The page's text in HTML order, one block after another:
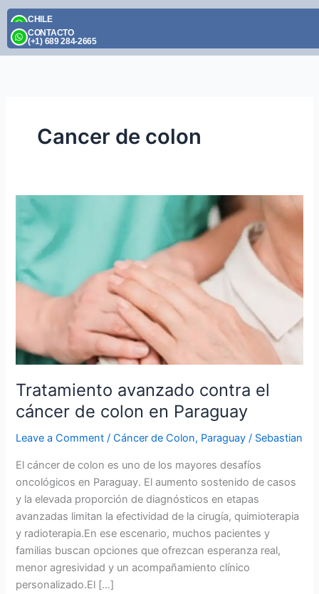
Skip
content
CHILE
(+56) 9 2395 1174
CONTACTO
(+1) 689 284-2665
Cancer de colon
Tratamiento avanzado contra el
cáncer de colon en Paraguay
Leave a Comment /Cáncer de Colon, Paraguay / Sebastian
El cáncer de colon es uno de los mayores desafíos
oncológicos en Paraguay. El aumento sostenido de casos
y la elevada proporción de diagnósticos en etapas
avanzadas limitan la efectividad de la cirugía, quimioterapia
y radioterapia.En ese escenario, muchos pacientes y
familias buscan opciones que ofrezcan esperanza real,
menor agresividad y un acompañamiento clínico
personalizado.El […]
Tratamiento
avanzado
cáncer
de
Paraguay